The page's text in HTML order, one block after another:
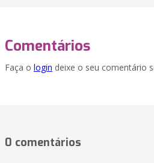
Comentários
Faça o login deixe o seu comentário
0 comentários